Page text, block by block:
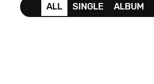
ALL SINGLE ALBUM